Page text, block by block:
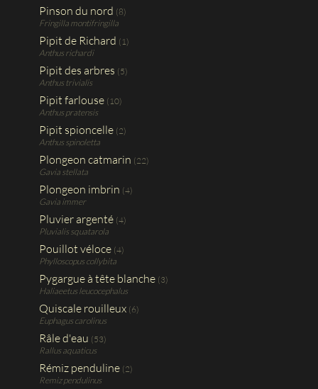
Pinson du nord (8)
Fringilla montifringilla
Pipit de Richard (1)
Anthus richardi
Pipit des arbres (5)
Anthus trivialis
Pipit farlouse (10)
Anthus pratensis
Pipit spioncelle (2)
Anthus spinoletta
Plongeon catmarin (22)
Gavia stellata
Plongeon imbrin (4)
Gavia immer
Pluvier argenté (4)
Pluvialis squatarola
Pouillot véloce (4)
Phylloscopus collybita
Pygargue à tête blanche (3)
Haliaeetus leucocephalus
Quiscale rouilleux (6)
Euphagus carolinus
Râle d'eau (53)
Rallus aquaticus
Rémiz penduline (2)
Remiz pendulinus